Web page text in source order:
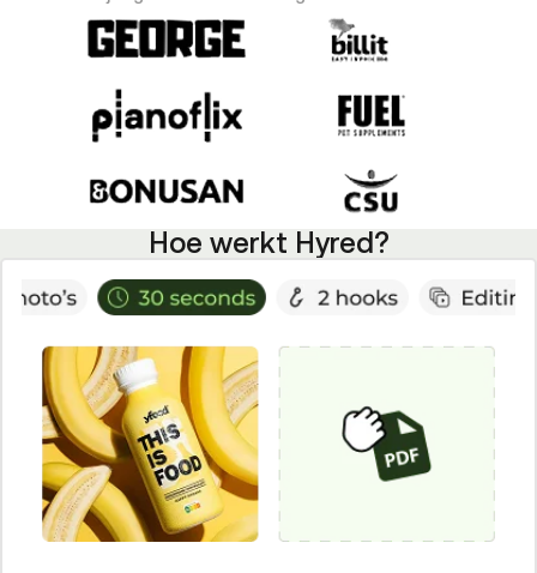
Hoe werkt Hyred?